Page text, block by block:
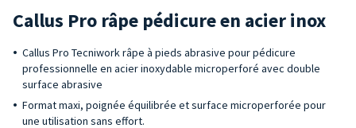
Callus Pro râpe pédicure en acier inox
Callus Pro Tecniwork râpe à pieds abrasive pour pédicure
professionnelle en acier inoxydable microperforé avec double
surface abrasive
Format maxi, poignée équilibrée et surface microperforée pour
une utilisation sans effort.